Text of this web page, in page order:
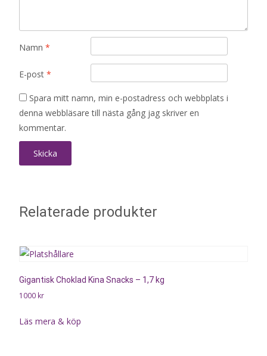
Namn *
E-post *
Spara mitt namn, min e-postadress och webbplats i
denna webbläsare till nästa gång jag skriver en
kommentar.
Relaterade produkter
Gigantisk Choklad Kina Snacks – 1,7 kg
1000 kr
Läs mera & köp